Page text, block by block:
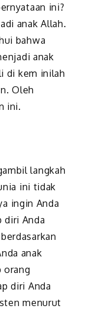
ini?
anak Allah.
bahwa
anak
di kem inilah
Oleh
ini.
langkah
ini tidak
ingin Anda
diri Anda
anak
orang
diri Anda
menurut